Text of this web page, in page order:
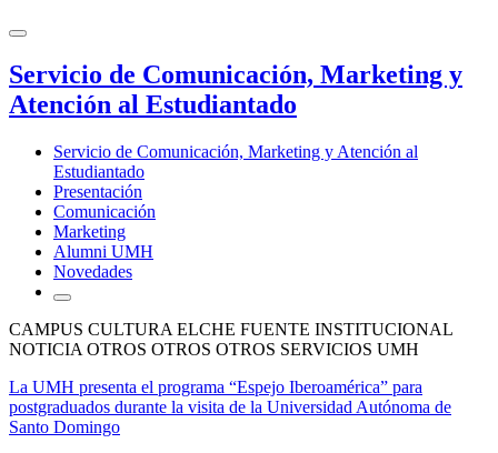
Servicio de Comunicación, Marketing y
Atención al Estudiantado
Servicio de Comunicación, Marketing y Atención al
Estudiantado
Presentación
Comunicación
Marketing
Alumni UMH
Novedades
CAMPUS CULTURA ELCHE FUENTE INSTITUCIONAL
NOTICIA OTROS OTROS OTROS SERVICIOS UMH
La UMH presenta el programa “Espejo Iberoamérica” para
postgraduados durante la visita de la Universidad Autónoma de
Santo Domingo